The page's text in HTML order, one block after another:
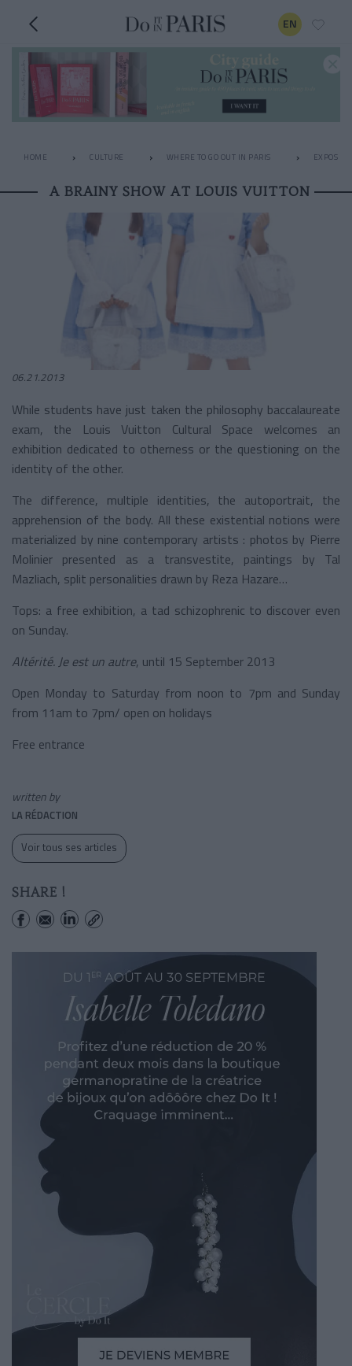
EN
HOME CULTURE WHERE TO GO OUT IN PARIS EXPOS
A BRAINY SHOW AT LOUIS VUITTON
06.21.2013
While students have just taken the philosophy baccalaureate
exam, the Louis Vuitton Cultural Space welcomes an
exhibition dedicated to otherness or the questioning on the
identity of the other.
The difference, multiple identities, the autoportrait, the
apprehension of the body. All these existential notions were
materialized by nine contemporary artists : photos by Pierre
Molinier presented as a transvestite, paintings by Tal
Mazliach, split personalities drawn by Reza Hazare…
Tops: a free exhibition, a tad schizophrenic to discover even
on Sunday.
Altérité. Je est un autre, until 15 September 2013
Open Monday to Saturday from noon to 7pm and Sunday
from 11am to 7pm/ open on holidays
Free entrance
written by
LA RÉDACTION
Voir tous ses articles
SHARE !